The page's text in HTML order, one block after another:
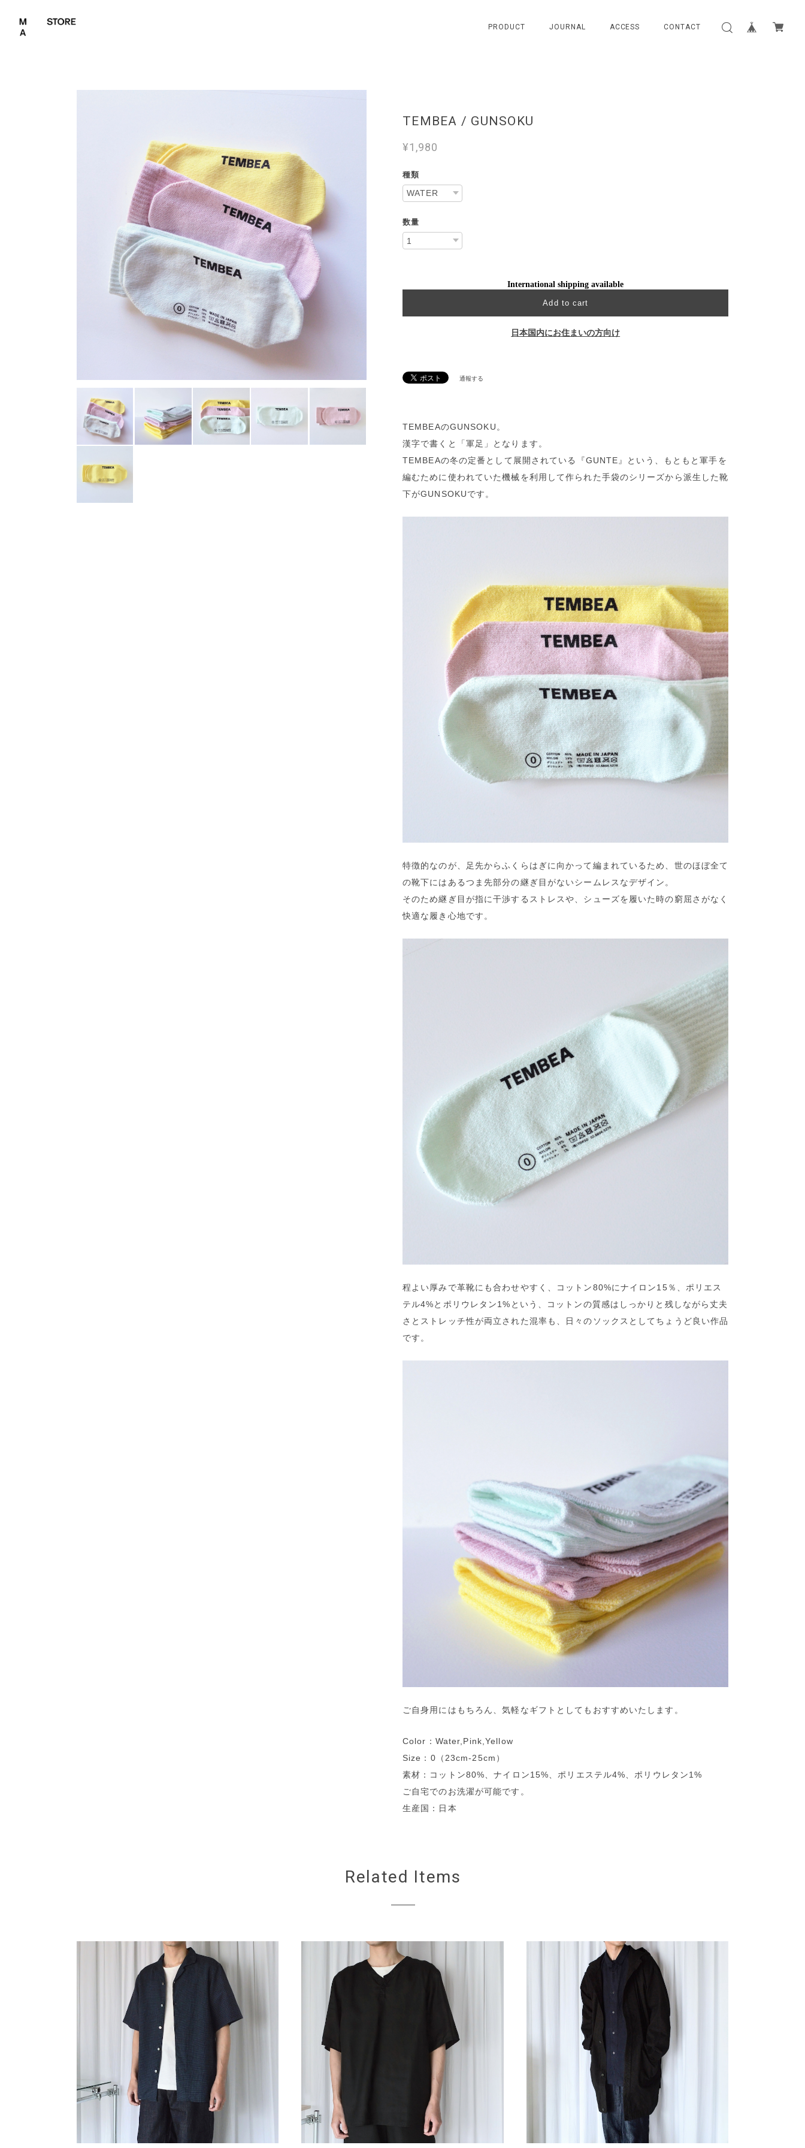
PRODUCT JOURNAL ACCESS CONTACT
TEMBEA / GUNSOKU
¥1,980
種類
数量
International shipping available
Add to cart
日本国内にお住まいの方向け
通報する
TEMBEAのGUNSOKU。
漢字で書くと「軍足」となります。
TEMBEAの冬の定番として展開されている『GUNTE』という、もともと軍手を
編むために使われていた機械を利用して作られた手袋のシリーズから派生した靴
下がGUNSOKUです。
特徴的なのが、足先からふくらはぎに向かって編まれているため、世のほぼ全て
の靴下にはあるつま先部分の継ぎ目がないシームレスなデザイン。
そのため継ぎ目が指に干渉するストレスや、シューズを履いた時の窮屈さがなく
快適な履き心地です。
程よい厚みで革靴にも合わせやすく、コットン80%にナイロン15％、ポリエス
テル4%とポリウレタン1%という、コットンの質感はしっかりと残しながら丈夫
さとストレッチ性が両立された混率も、日々のソックスとしてちょうど良い作品
です。
ご自身用にはもちろん、気軽なギフトとしてもおすすめいたします。
Color：Water,Pink,Yellow
Size：0（23cm-25cm）
素材：コットン80%、ナイロン15%、ポリエステル4%、ポリウレタン1%
ご自宅でのお洗濯が可能です。
生産国：日本
Related Items